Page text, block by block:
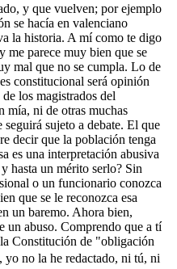
y que vuelven; por ejemplo
se hacía en valenciano
la historia. A mí como te digo
me parece muy bien que se
mal que no se cumpla. Lo de
constitucional será opinión
los magistrados del
mía, ni de otras muchas
seguirá sujeto a debate. El que
decir que la población tenga
es una interpretación abusiva
hasta un mérito serlo? Sin
o un funcionario conozca
que se le reconozca esa
un baremo. Ahora bien,
un abuso. Comprendo que a tí
Constitución de "obligación
yo no la he redactado, ni tú, ni